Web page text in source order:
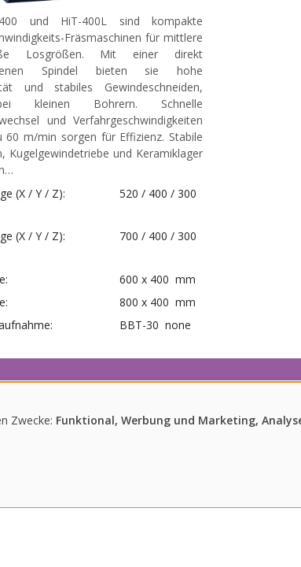
und HiT-400L sind kompakte
Fräsmaschinen für mittlere
Losgrößen. Mit einer direkt
Spindel bieten sie hohe
und stabiles Gewindeschneiden,
kleinen Bohrern. Schnelle
und Verfahrgeschwindigkeiten
60 m/min sorgen für Effizienz. Stabile
Kugelgewindetriebe und Keramiklager
(X / Y / Z)
520 / 400 / 300
(X / Y / Z)
700 / 400 / 300
600 x 400 mm
800 x 400 mm
BBT-30 none
Zwecke: Funktional, Werbung und Marketing,